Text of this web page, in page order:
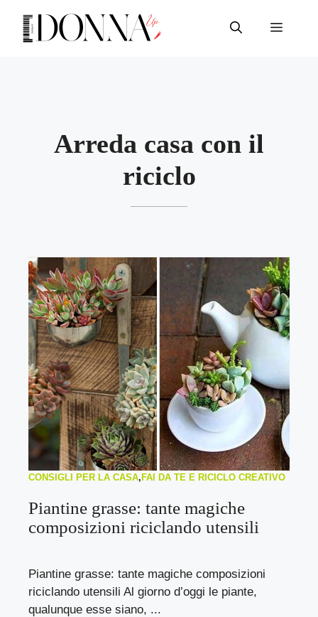
contenuto
Menu
Arreda casa con il
riciclo
CONSIGLI PER LA CASA, FAI DA TE E RICICLO CREATIVO
Piantine grasse: tante magiche
composizioni riciclando utensili
Piantine grasse: tante magiche composizioni
riciclando utensili Al giorno d’oggi le piante,
qualunque esse siano, ...